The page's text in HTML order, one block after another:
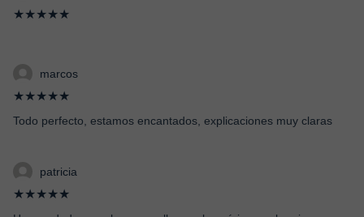
★★★★★
marcos
★★★★★
Todo perfecto, estamos encantados, explicaciones muy claras
patricia
★★★★★